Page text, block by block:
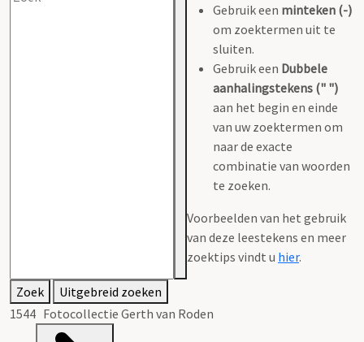
Gebruik een minteken (-)
om zoektermen uit te
sluiten.
Gebruik een Dubbele
aanhalingstekens (" ")
aan het begin en einde
van uw zoektermen om
naar de exacte
combinatie van woorden
te zoeken.
Voorbeelden van het gebruik
van deze leestekens en meer
zoektips vindt u hier.
Zoek
Uitgebreid zoeken
1544 Fotocollectie Gerth van Roden